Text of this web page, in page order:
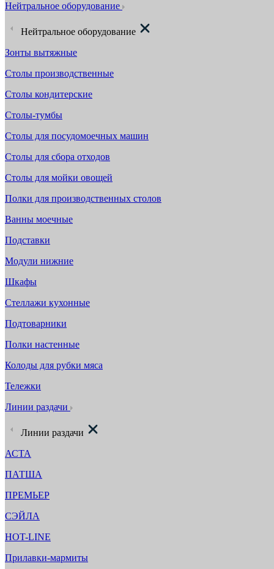
Нейтральное оборудование
Нейтральное оборудование
Зонты вытяжные
Столы производственные
Столы кондитерские
Столы-тумбы
Столы для посудомоечных машин
Столы для сбора отходов
Столы для мойки овощей
Полки для производственных столов
Ванны моечные
Подставки
Модули нижние
Шкафы
Стеллажи кухонные
Подтоварники
Полки настенные
Колоды для рубки мяса
Тележки
Линии раздачи
Линии раздачи
АСТА
ПАТША
ПРЕМЬЕР
СЭЙЛА
HOT-LINE
Прилавки-мармиты